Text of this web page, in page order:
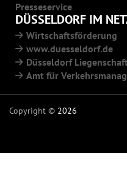
Presseservice
DÜSSELDORF IM
Wirtschaftsförderung
www.duesseldorf.de
Düsseldorf
Amt für
Copyright © 2026